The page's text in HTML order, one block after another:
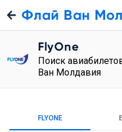
Флай Ван
FlyOne
Поиск
Ван Молдавия
FLYONE